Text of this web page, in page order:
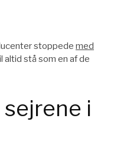
stoppede med
altid stå som en af de
sejrene i